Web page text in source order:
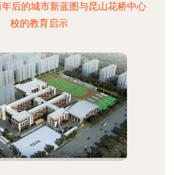
后的城市新蓝图与昆山花桥中心
校的教育启示